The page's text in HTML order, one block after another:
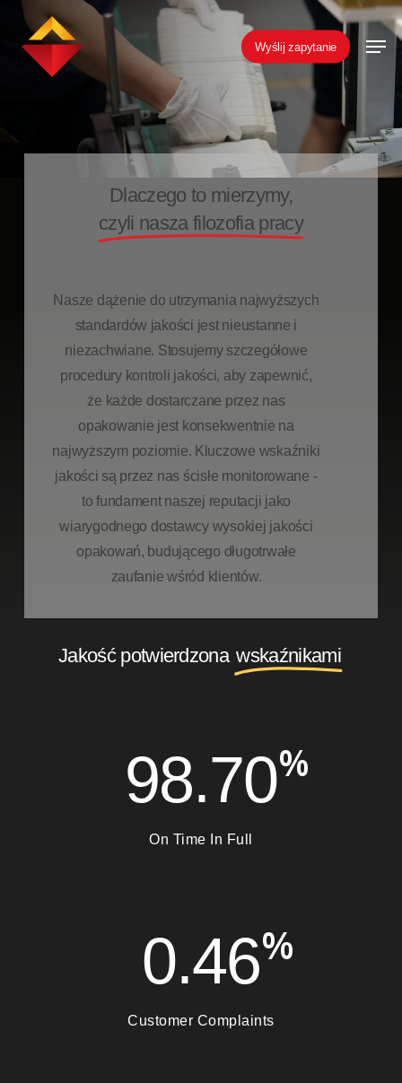
Wyślij zapytanie
Dlaczego to mierzymy,
czyli nasza filozofia pracy
Nasze dążenie do utrzymania najwyższych
standardów jakości jest nieustanne i
niezachwiane. Stosujemy szczegółowe
procedury kontroli jakości, aby zapewnić,
że każde dostarczane przez nas
opakowanie jest konsekwentnie na
najwyższym poziomie. Kluczowe wskaźniki
jakości są przez nas ścisłe monitorowane -
to fundament naszej reputacji jako
wiarygodnego dostawcy wysokiej jakości
opakowań, budującego długotrwałe
zaufanie wśród klientów.
Jakość potwierdzona wskaźnikami
98.70%
On Time In Full
0.46%
Customer Complaints